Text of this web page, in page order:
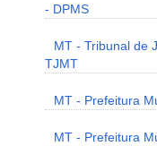
- DPMS
MT - Tribunal de
TJMT
MT - Prefeitura
MT - Prefeitura